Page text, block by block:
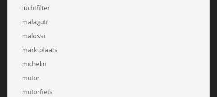
luchtfilter
malaguti
malossi
marktplaats
michelin
motor
motorfiets